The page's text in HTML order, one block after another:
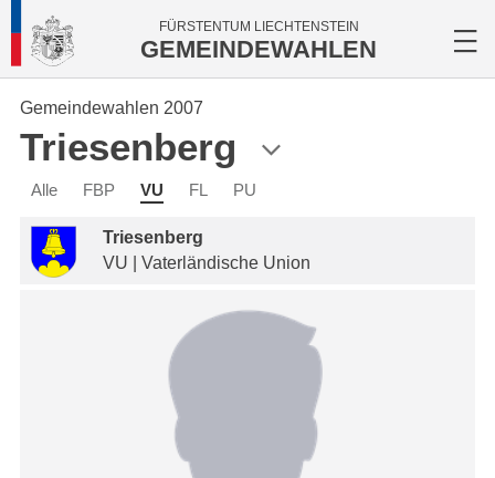
FÜRSTENTUM LIECHTENSTEIN
GEMEINDEWAHLEN
Gemeindewahlen 2007
Triesenberg
Alle FBP VU FL PU
Triesenberg
VU | Vaterländische Union